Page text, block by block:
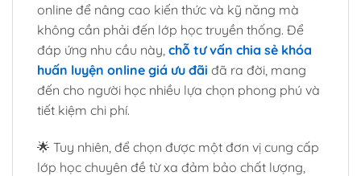
online để nâng cao kiến thức và kỹ năng mà
không cần phải đến lớp học truyền thống. Để
đáp ứng nhu cầu này, chỗ tư vấn chia sẻ khóa
huấn luyện online giá ưu đãi đã ra đời, mang
đến cho người học nhiều lựa chọn phong phú và
tiết kiệm chi phí.
🌟 Tuy nhiên, để chọn được một đơn vị cung cấp
lớp học chuyên đề từ xa đảm bảo chất lượng,